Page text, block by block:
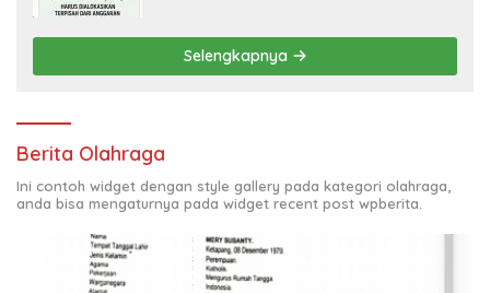
Selengkapnya
Berita Olahraga
Ini contoh widget dengan style gallery pada kategori olahraga,
anda bisa mengaturnya pada widget recent post wpberita.